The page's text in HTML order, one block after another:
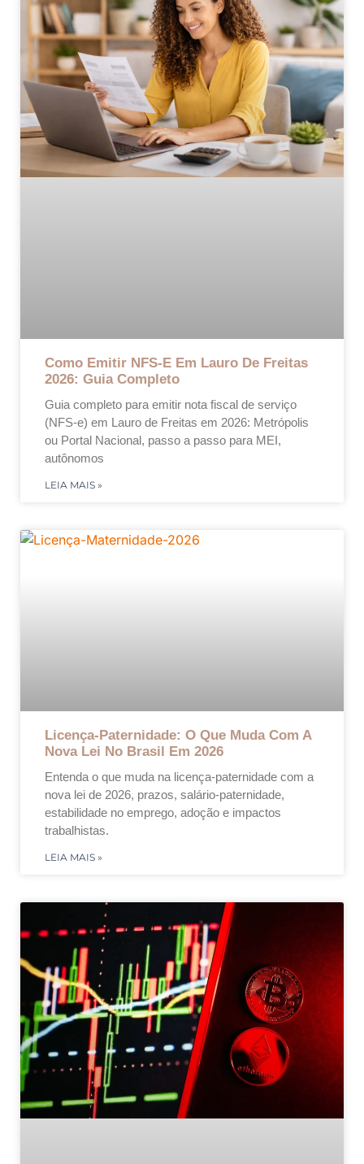
Como Emitir NFS-E Em Lauro De Freitas
2026: Guia Completo
Guia completo para emitir nota fiscal de serviço
(NFS-e) em Lauro de Freitas em 2026: Metrópolis
ou Portal Nacional, passo a passo para MEI,
autônomos
LEIA MAIS »
Licença-Paternidade: O Que Muda Com A
Nova Lei No Brasil Em 2026
Entenda o que muda na licença-paternidade com a
nova lei de 2026, prazos, salário-paternidade,
estabilidade no emprego, adoção e impactos
trabalhistas.
LEIA MAIS »